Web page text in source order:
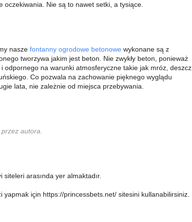
oczekiwania. Nie są to nawet setki, a tysiące.
nasze fontanny ogrodowe betonowe wykonane są z
tworzywa jakim jest beton. Nie zwykły beton, ponieważ
odpornego na warunki atmosferyczne takie jak mróz, deszcz
Co pozwala na zachowanie pięknego wyglądu
lata, nie zależnie od miejsca przebywania.
autora.
siteleri arasında yer almaktadır.
yapmak için https://princessbets.net/ sitesini kullanabilirsiniz.